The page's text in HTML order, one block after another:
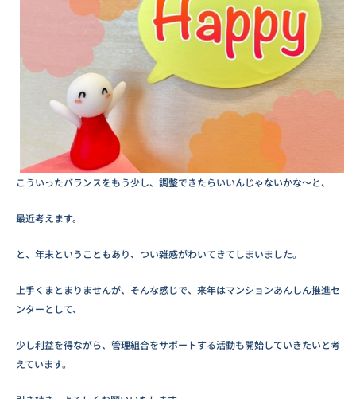
こういったバランスをもう少し、調整できたらいいんじゃないかな～と、
最近考えます。
と、年末ということもあり、つい雑感がわいてきてしまいました。
上手くまとまりませんが、そんな感じで、来年はマンションあんしん推進セ
ンターとして、
少し利益を得ながら、管理組合をサポートする活動も開始していきたいと考
えています。